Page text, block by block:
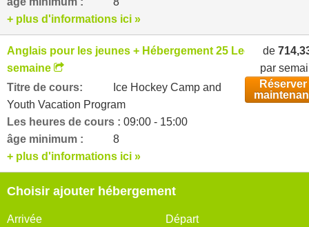
+ plus d'informations ici »
Anglais pour les jeunes + Hébergement 25 Leçons par
semaine
Titre de cours:
Ice Hockey Camp and
Youth Vacation Program
Les heures de cours : 09:00 - 15:00
âge minimum :
8
de
par
Réserver
+ plus d'informations ici »
Choisir ajouter hébergement
Arrivée Départ